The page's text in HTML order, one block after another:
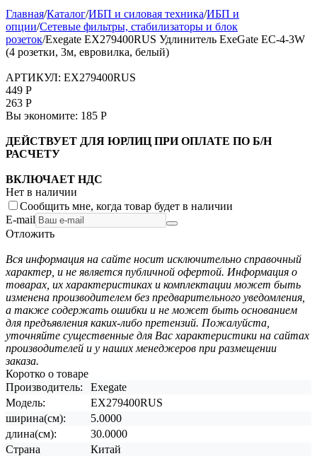
Главная/Каталог/ИБП и силовая техника/ИБП и
опции/Сетевые фильтры, стабилизаторы и блок
розеток/Exegate EX279400RUS Удлинитель ExeGate EC-4-3W
(4 розетки, 3м, евровилка, белый)
АРТИКУЛ: EX279400RUS
449 Р
263 Р
Вы экономите: 185 Р
ДЕЙСТВУЕТ ДЛЯ ЮРЛИЦ ПРИ ОПЛАТЕ ПО Б/Н
РАСЧЕТУ
ВКЛЮЧАЕТ НДС
Нет в наличии
Сообщить мне, когда товар будет в наличии
E-mail
Отложить
Вся информация на сайте носит исключительно справочный
характер, и не является публичной офертой. Информация о
товарах, их характеристиках и комплектации может быть
изменена производителем без предварительного уведомления,
а также содержать ошибки и не может быть основанием
для предъявления каких-либо претензий. Пожалуйста,
уточняйте существенные для Вас характеристики на сайтах
производителей и у наших менеджеров при размещении
заказа.
Коротко о товаре
Производитель:
Exegate
Модель:
EX279400RUS
ширина(см):
5.0000
длина(см):
30.0000
Страна
Китай